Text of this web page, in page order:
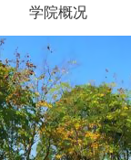
学院概况